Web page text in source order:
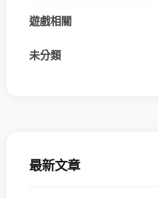
遊戲相關
未分類
最新文章